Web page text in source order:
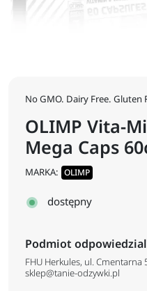
No GMO. Dairy Free. Gluten
OLIMP Vita-
Mega Caps
MARKA: OLIMP
dostępny
Podmiot
FHU Herkules, ul. Cmentarna
sklep@tanie-odzywki.pl